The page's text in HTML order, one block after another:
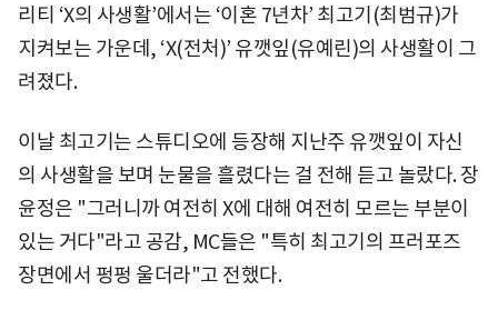
리티 ‘X의 사생활’에서는 ‘이혼 7년차’ 최고기(최범규)가
지켜보는 가운데, ‘X(전처)’ 유깻잎(유예린)의 사생활이 그
려졌다.
이날 최고기는 스튜디오에 등장해 지난주 유깻잎이 자신
의 사생활을 보며 눈물을 흘렸다는 걸 전해 듣고 놀랐다. 장
윤정은 "그러니까 여전히 X에 대해 여전히 모르는 부분이
있는 거다"라고 공감, MC들은 "특히 최고기의 프러포즈
장면에서 펑펑 울더라"고 전했다.